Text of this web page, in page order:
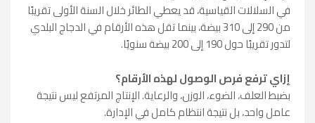
في السلالات القياسية، قد يعطي الطائر خلال السنة الأولى تقريبًا
من 290 إلى 310 بيضة، بينما تقل هذه الأرقام في الدجاج البلدي
لتدور تقريبًا حول 190 إلى 200 بيضة سنويًا.
إزاي ترفع فرص الوصول لهذه الأرقام؟
بضبط العلف، الضوء، الوزن، والرعاية. الإنتاج المرتفع ليس نتيجة
عامل واحد، بل نتيجة انتظام كامل في الإدارة.